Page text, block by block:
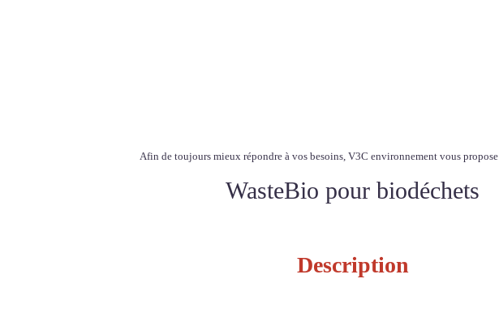
Afin de toujours mieux répondre à vos besoins, V3C environnement vous propose
WasteBio pour biodéchets
Description